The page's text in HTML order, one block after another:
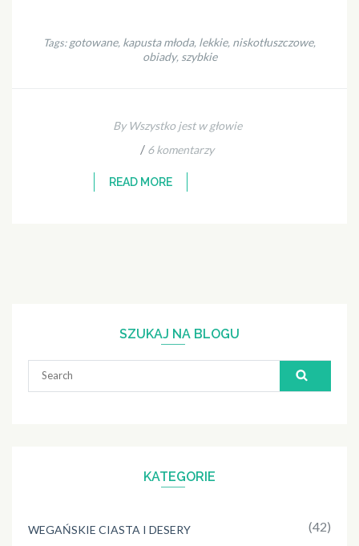
Tags:gotowane, kapusta młoda, lekkie, niskotłuszczowe,
obiady, szybkie
By Wszystko jest w głowie
/ 6 komentarzy
READ MORE
SZUKAJ NA BLOGU
Search
for:
KATEGORIE
WEGAŃSKIE CIASTA I DESERY (42)